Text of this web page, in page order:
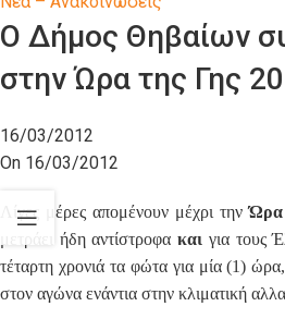
Ο Δήμος Θηβαίων
στην Ώρα της Γης
16/03/2012
On 16/03/2012
Λίγες μέρες απομένουν μέχρι τηνΏρα
μετράει ήδη αντίστροφακαι για τους
τέταρτη χρονιά τα φώτα για μία (1)
στον αγώνα ενάντια στην κλιματική